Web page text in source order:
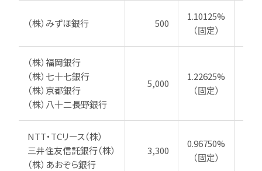
（株）みずほ銀行 500
1.10125%
（固定）
（株）福岡銀行
（株）七十七銀行
（株）京都銀行
（株）八十二長野銀行
5,000
1.22625%
（固定）
NTT・TCリース（株）
三井住友信託銀行（株）
（株）あおぞら銀行
3,300
0.96750%
（固定）